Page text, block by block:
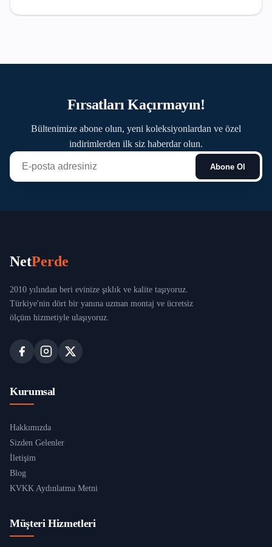
Fırsatları Kaçırmayın!
Bültenimize abone olun, yeni koleksiyonlardan ve özel
indirimlerden ilk siz haberdar olun.
Abone Ol
NetPerde
2010 yılından beri evinize şıklık ve kalite taşıyoruz.
Türkiye'nin dört bir yanına uzman montaj ve ücretsiz
ölçüm hizmetiyle ulaşıyoruz.
Kurumsal
Hakkımızda
Sizden Gelenler
İletişim
Blog
KVKK Aydınlatma Metni
Müşteri Hizmetleri